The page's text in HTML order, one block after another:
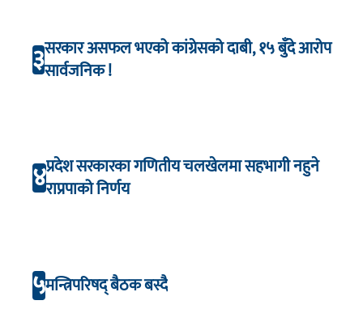
३सरकार असफल भएको कांग्रेसको दाबी, १५ बुँदे आरोप
सार्वजनिक !
४प्रदेश सरकारका गणितीय चलखेलमा सहभागी नहुने
राप्रपाको निर्णय
५मन्त्रिपरिषद् बैठक बस्दै